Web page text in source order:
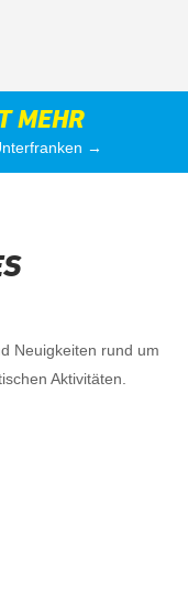
MEHR
→
Neuigkeiten rund um
Aktivitäten.